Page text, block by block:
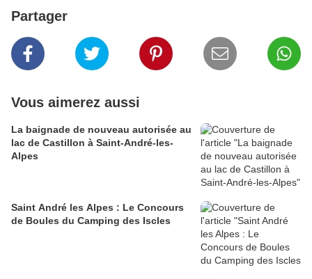
Partager
Vous aimerez aussi
La baignade de nouveau autorisée au
lac de Castillon à Saint-André-les-
Alpes
Saint André les Alpes : Le Concours
de Boules du Camping des Iscles